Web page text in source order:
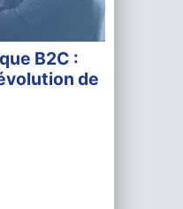
B2C :
de